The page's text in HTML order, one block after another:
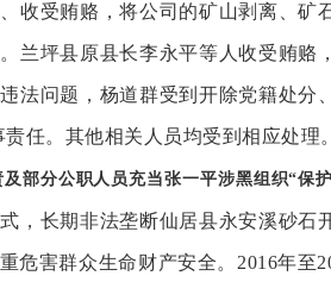
收受贿赂，将公司的矿山剥离、矿
兰坪县原县长李永平等人收受贿赂
法问题，杨道群受到开除党籍处分
任。其他相关人员均受到相应处理。
部分公职人员充当张一平涉黑组织“保
，长期非法垄断仙居县永安溪砂石
危害群众生命财产安全。2016年至